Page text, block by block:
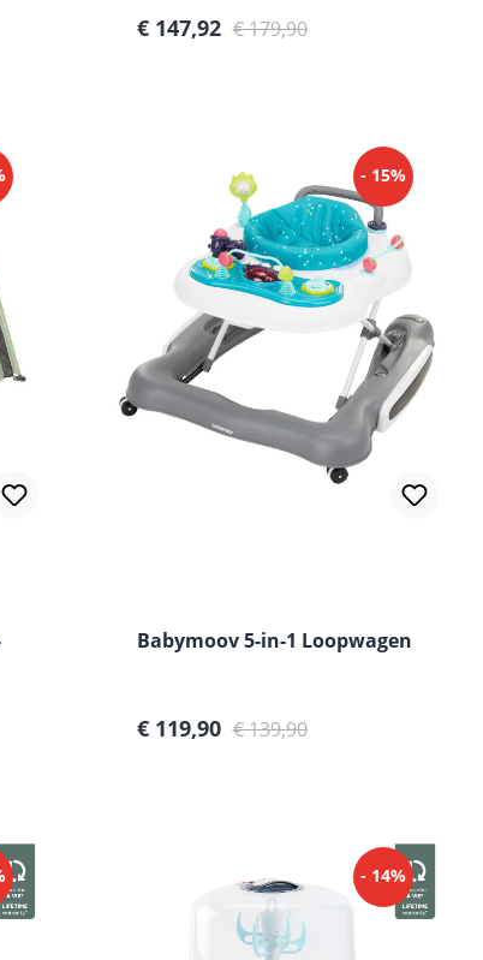
Verkoopprijs:
€ 147,92 Normale prijs:
€ 179,90
- 15%
Babymoov 5-in-1 Loopwagen
Verkoopprijs:
€ 119,90 Normale prijs:
€ 139,90
- 14%